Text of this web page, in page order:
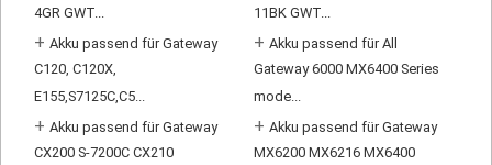
4GR GWT...
11BK GWT...
+ Akku passend für Gateway
C120, C120X,
E155,S7125C,C5...
+ Akku passend für All
Gateway 6000 MX6400 Series
mode...
+ Akku passend für Gateway
CX200 S-7200C CX210
+ Akku passend für Gateway
MX6200 MX6216 MX6400